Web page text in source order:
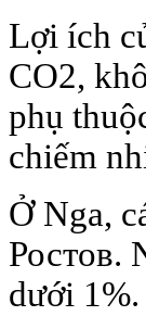
Lợi ích
CO2,
phụ
chiếm
Ở Nga,
Ростов.
dưới 1%.